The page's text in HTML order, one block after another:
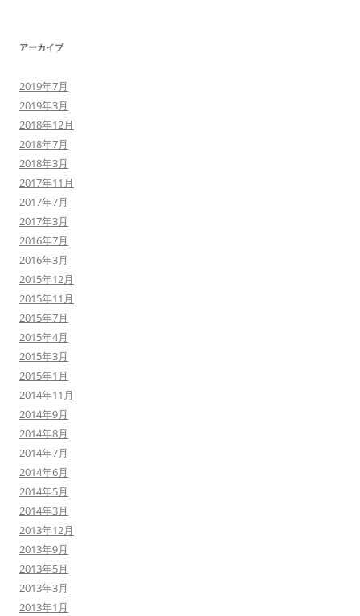
アーカイブ
2019年7月
2019年3月
2018年12月
2018年7月
2018年3月
2017年11月
2017年7月
2017年3月
2016年7月
2016年3月
2015年12月
2015年11月
2015年7月
2015年4月
2015年3月
2015年1月
2014年11月
2014年9月
2014年8月
2014年7月
2014年6月
2014年5月
2014年3月
2013年12月
2013年9月
2013年5月
2013年3月
2013年1月